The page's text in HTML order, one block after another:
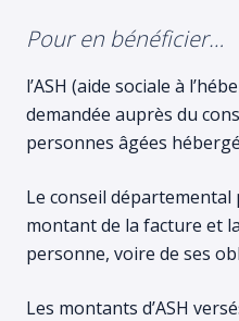
Pour en bénéficier…
l’ASH (aide sociale à
demandée auprès du
personnes âgées
Le conseil
montant de la facture et
personne, voire de ses
Les montants d’ASH